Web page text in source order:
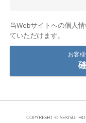
当Webサイトへの個人
ていただけます。
お客
COPYRIGHT © SEKISUI